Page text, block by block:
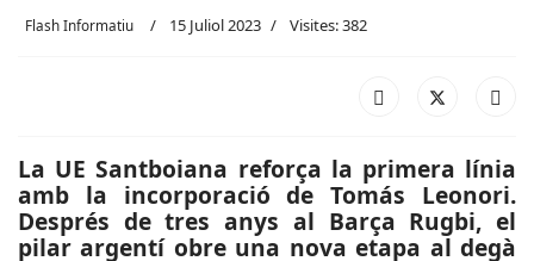
Flash Informatiu 15 Juliol 2023 Visites: 382
La UE Santboiana reforça la primera línia
amb la incorporació de Tomás Leonori.
Després de tres anys al Barça Rugbi, el
pilar argentí obre una nova etapa al degà